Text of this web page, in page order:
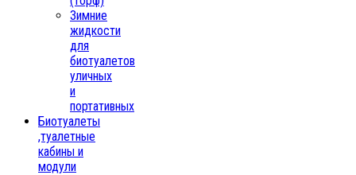
Зимние
жидкости
для
биотуалетов
уличных
и
портативных
Биотуалеты
,туалетные
кабины и
модули